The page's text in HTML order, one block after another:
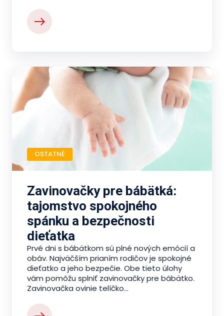
OSTATNÉ
Zavinovačky pre bábätká:
tajomstvo spokojného
spánku a bezpečnosti
dieťatka
Prvé dni s bábätkom sú plné nových emócií a
obáv. Najväčším prianím rodičov je spokojné
dieťatko a jeho bezpečie. Obe tieto úlohy
vám pomôžu splniť zavinovačky pre bábätko.
Zavinovačka ovinie telíčko...